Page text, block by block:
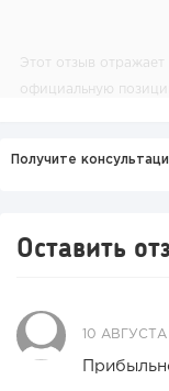
Этот отзыв отражает
официальную
Получите
Оставить
10 АВГУСТА